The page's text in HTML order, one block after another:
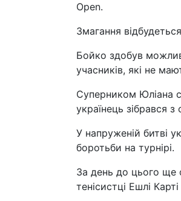
Open.
Змагання
Бойко здобув
учасників, які не
Суперником Юліана
українець зібрався
У напруженій битві
боротьби на турнірі.
За день до цього ще
тенісистці Ешлі